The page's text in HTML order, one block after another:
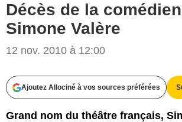
Décès de la
Simone Valère
12 nov. 2010 à 12:00
Ajoutez Allociné à vos sources préférées
Grand nom du théâtre français,